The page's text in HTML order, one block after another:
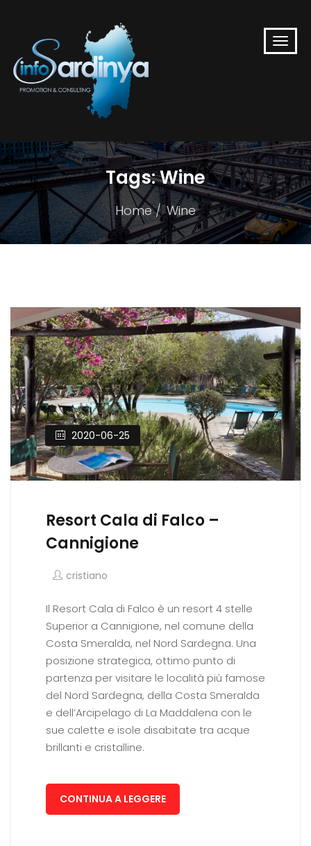
Tags:Wine
Home Wine
2020-06-25
Resort Cala di Falco –
Cannigione
cristiano
Il Resort Cala di Falco è un resort 4 stelle
Superior a Cannigione, nel comune della
Costa Smeralda, nel Nord Sardegna. Una
posizione strategica, ottimo punto di
partenza per visitare le località più famose
del Nord Sardegna, della Costa Smeralda
e dell’Arcipelago di La Maddalena con le
sue calette e isole disabitate tra acque
brillanti e cristalline.
CONTINUA A LEGGERE